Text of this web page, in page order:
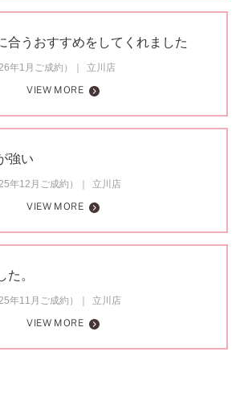
合うおすすめをしてくれました
1月ご成約）
立川店
VIEW MORE
強い
12月ご成約）
立川店
VIEW MORE
た。
11月ご成約）
立川店
VIEW MORE